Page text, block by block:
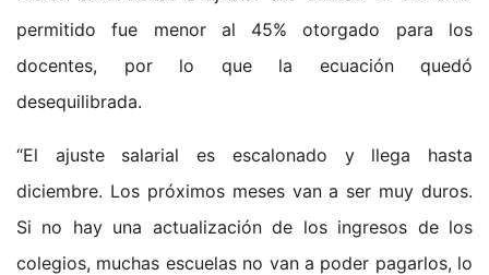
permitido fue menor al 45% otorgado para los
docentes, por lo que la ecuación quedó
desequilibrada.
“El ajuste salarial es escalonado y llega hasta
diciembre. Los próximos meses van a ser muy duros.
Si no hay una actualización de los ingresos de los
colegios, muchas escuelas no van a poder pagarlos, lo